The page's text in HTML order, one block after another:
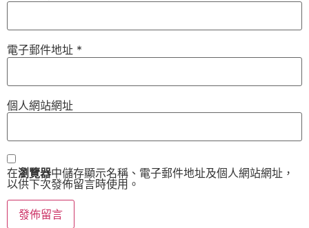
電子郵件地址 *
個人網站網址
在瀏覽器中儲存顯示名稱、電子郵件地址及個人網站網址，
以供下次發佈留言時使用。